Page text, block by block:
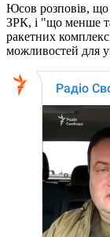
Юсов розповів, що
ЗРК, і "що менше
ракетних
можливостей для